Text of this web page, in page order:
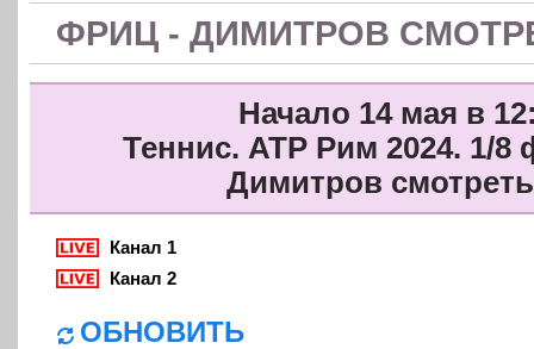
ФРИЦ - ДИМИТРОВ
Начало 14 мая в
Теннис. ATP Рим 2024. 1/
Димитров
Канал 1
Канал 2
ОБНОВИТЬ